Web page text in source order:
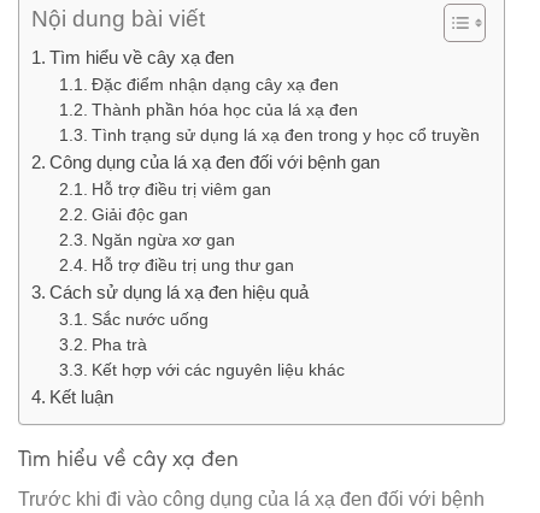
Nội dung bài viết
Tìm hiểu về cây xạ đen
Đặc điểm nhận dạng cây xạ đen
Thành phần hóa học của lá xạ đen
Tình trạng sử dụng lá xạ đen trong y học cổ truyền
Công dụng của lá xạ đen đối với bệnh gan
Hỗ trợ điều trị viêm gan
Giải độc gan
Ngăn ngừa xơ gan
Hỗ trợ điều trị ung thư gan
Cách sử dụng lá xạ đen hiệu quả
Sắc nước uống
Pha trà
Kết hợp với các nguyên liệu khác
Kết luận
Tìm hiểu về cây xạ đen
Trước khi đi vào công dụng của lá xạ đen đối với bệnh